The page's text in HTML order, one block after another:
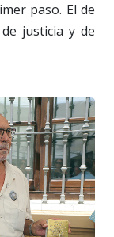
paso. El de
justicia y de